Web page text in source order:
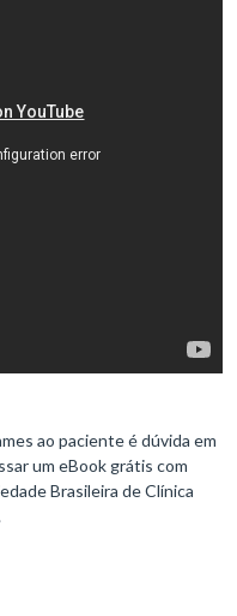
ao paciente é dúvida em
um eBook grátis com
Brasileira de Clínica